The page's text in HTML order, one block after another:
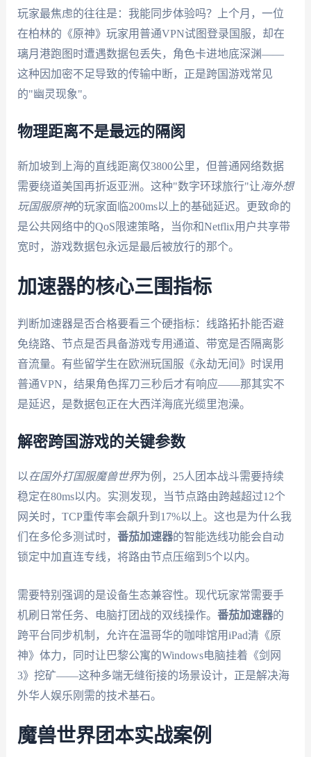
玩家最焦虑的往往是：我能同步体验吗？上个月，一位
在柏林的《原神》玩家用普通VPN试图登录国服，却在
璃月港跑图时遭遇数据包丢失，角色卡进地底深渊——
这种因加密不足导致的传输中断，正是跨国游戏常见
的"幽灵现象"。
物理距离不是最远的隔阂
新加坡到上海的直线距离仅3800公里，但普通网络数据
需要绕道美国再折返亚洲。这种"数字环球旅行"让 海外想
玩国服原神的玩家面临200ms以上的基础延迟。更致命的
是公共网络中的QoS限速策略，当你和Netflix用户共享带
宽时，游戏数据包永远是最后被放行的那个。
加速器的核心三围指标
判断加速器是否合格要看三个硬指标：线路拓扑能否避
免绕路、节点是否具备游戏专用通道、带宽是否隔离影
音流量。有些留学生在欧洲玩国服《永劫无间》时误用
普通VPN，结果角色挥刀三秒后才有响应——那其实不
是延迟，是数据包正在大西洋海底光缆里泡澡。
解密跨国游戏的关键参数
以 在国外打国服魔兽世界为例，25人团本战斗需要持续
稳定在80ms以内。实测发现，当节点路由跨越超过12个
网关时，TCP重传率会飙升到17%以上。这也是为什么我
们在多伦多测试时， 番茄加速器的智能选线功能会自动
锁定中加直连专线，将路由节点压缩到5个以内。
需要特别强调的是设备生态兼容性。现代玩家常需要手
机刷日常任务、电脑打团战的双线操作。 番茄加速器的
跨平台同步机制，允许在温哥华的咖啡馆用iPad清《原
神》体力，同时让巴黎公寓的Windows电脑挂着《剑网
3》挖矿——这种多端无缝衔接的场景设计，正是解决海
外华人娱乐刚需的技术基石。
魔兽世界团本实战案例